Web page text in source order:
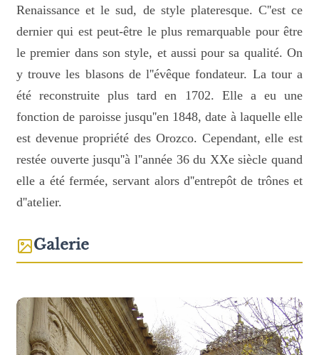
Renaissance et le sud, de style plateresque. C''est ce
dernier qui est peut-être le plus remarquable pour être
le premier dans son style, et aussi pour sa qualité. On
y trouve les blasons de l''évêque fondateur. La tour a
été reconstruite plus tard en 1702. Elle a eu une
fonction de paroisse jusqu''en 1848, date à laquelle elle
est devenue propriété des Orozco. Cependant, elle est
restée ouverte jusqu''à l''année 36 du XXe siècle quand
elle a été fermée, servant alors d''entrepôt de trônes et
d''atelier.
Galerie